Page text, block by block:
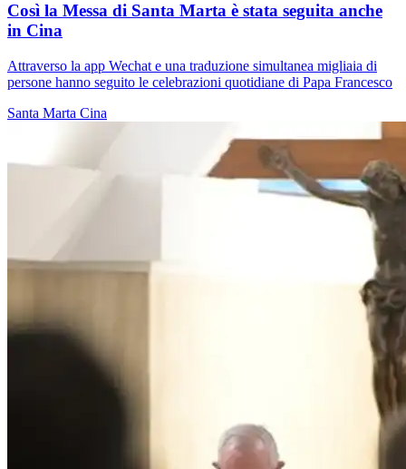
Così la Messa di Santa Marta è stata seguita anche
in Cina
Attraverso la app Wechat e una traduzione simultanea migliaia di
persone hanno seguito le celebrazioni quotidiane di Papa Francesco
Santa Marta Cina